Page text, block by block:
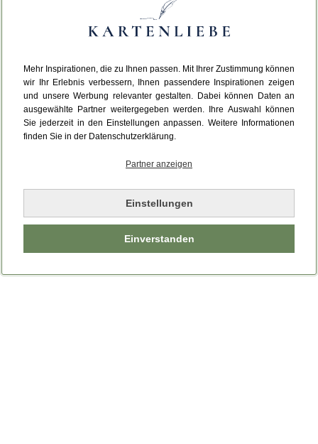
Mehr Inspirationen, die zu Ihnen passen. Mit Ihrer Zustimmung können
wir Ihr Erlebnis verbessern, Ihnen passendere Inspirationen zeigen
und unsere Werbung relevanter gestalten. Dabei können Daten an
ausgewählte Partner weitergegeben werden. Ihre Auswahl können
Sie jederzeit in den Einstellungen anpassen. Weitere Informationen
finden Sie in der Datenschutzerklärung.
Partner anzeigen
Einstellungen
Einverstanden
Da ist etwas schiefgelaufen.
Leider ist ein technischer Fehler aufgetreten.
Bitte laden Sie die Seite neu.